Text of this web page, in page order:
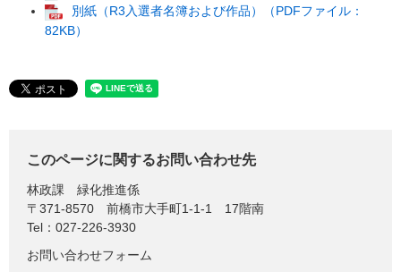
別紙（R3入選者名簿および作品）（PDFファイル：
82KB）
このページに関するお問い合わせ先
林政課
緑化推進係
〒371-8570
前橋市大手町1-1-1 17階南
Tel：027-226-3930
お問い合わせフォーム